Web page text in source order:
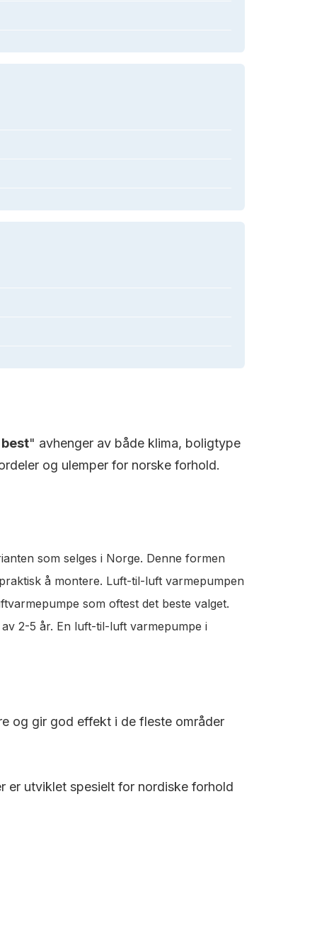
best" avhenger av både klima, boligtype
og ulemper for norske forhold.
som selges i Norge. Denne formen
å montere. Luft-til-luft varmepumpen
som oftest det beste valget.
2-5 år. En luft-til-luft varmepumpe i
og gir god effekt i de fleste områder
er utviklet spesielt for nordiske forhold